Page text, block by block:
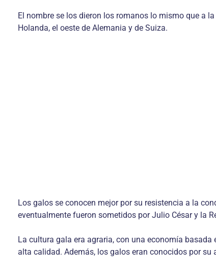
El nombre se los dieron los romanos lo mismo que a
Holanda, el oeste de Alemania y de Suiza.
Los galos se conocen mejor por su resistencia a la
eventualmente fueron sometidos por Julio César y la
La cultura gala era agraria, con una economía
alta calidad. Además, los galos eran conocidos por